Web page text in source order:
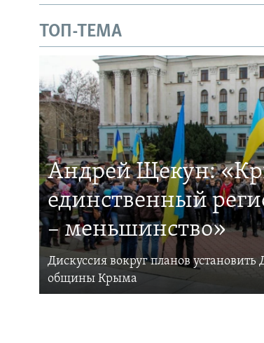
ТОП-ТЕМА
Андрей Щекун:
единственный
– меньшинство»
Дискуссия вокруг планов
общины Крыма